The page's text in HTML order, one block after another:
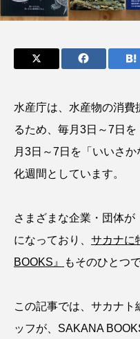
キーワードから
かんぱち わたし
アオリイカ アカア
アカクラゲ アカザ
アサヒガニ アザ
アッキガイ アナゴ
アマダイ アミメ
水産庁は、水産物の消費
るため、毎月3日～7日
月3日～7日を「いいさ
化週間としています。
さまざまな企業・団体
になっており、 サカナに
BOOKS』
もそのひとつで
この記事では、サカナ
ッフが、SAKANA